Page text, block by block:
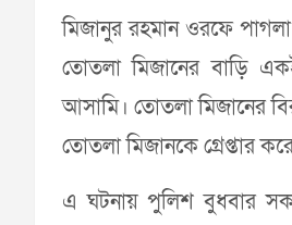
মিজানুর রহমান ওরফে
তোতলা মিজানের বাড়ি
আসামি। তোতলা মিজানের
তোতলা মিজানকে গ্রেপ্তার
এ ঘটনায় পুলিশ বুধবার